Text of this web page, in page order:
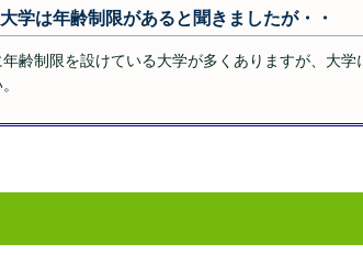
学は年齢制限があると聞きましたが・・
齢制限を設けている大学が多くありますが、大